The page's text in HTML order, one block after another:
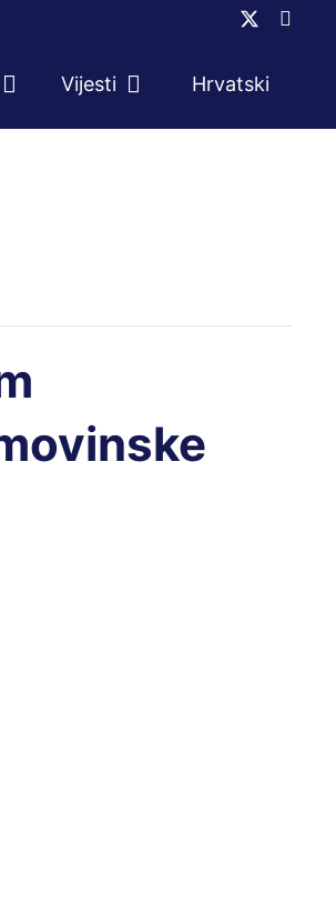
Vijesti Hrvatski